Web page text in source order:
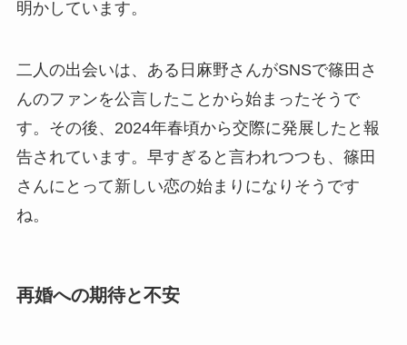
明かしています。
二人の出会いは、ある日麻野さんがSNSで篠田さ
んのファンを公言したことから始まったそうで
す。その後、2024年春頃から交際に発展したと報
告されています。早すぎると言われつつも、篠田
さんにとって新しい恋の始まりになりそうです
ね。
再婚への期待と不安